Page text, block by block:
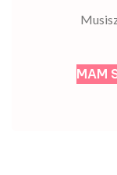
MAM